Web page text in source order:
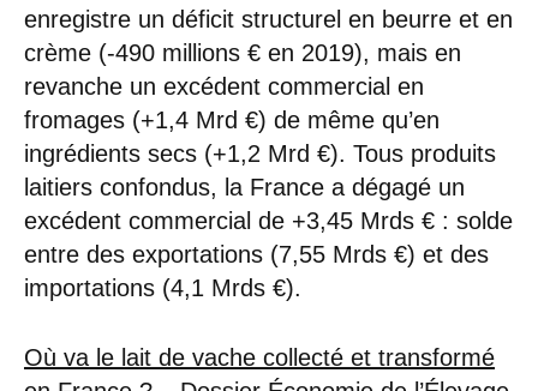
enregistre un déficit structurel en beurre et en
crème (-490 millions € en 2019), mais en
revanche un excédent commercial en
fromages (+1,4 Mrd €) de même qu’en
ingrédients secs (+1,2 Mrd €). Tous produits
laitiers confondus, la France a dégagé un
excédent commercial de +3,45 Mrds € : solde
entre des exportations (7,55 Mrds €) et des
importations (4,1 Mrds €).
Où va le lait de vache collecté et transformé